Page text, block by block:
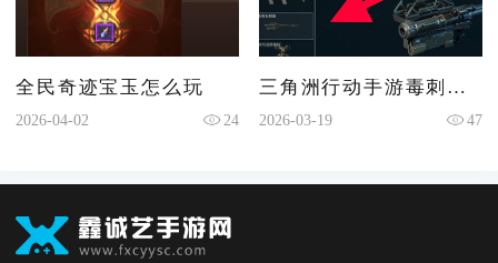
全民奇迹宝玉怎么玩
2026-04-02 24
三角洲行动手游毒刺怎么用
2026-03-19 47